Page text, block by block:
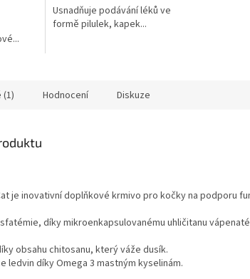
Usnadňuje podávání léků ve
formě pilulek, kapek...
Hodnocení Diskuze
je inovativní doplňkové krmivo pro kočky na podporu
díky mikroenkapsulovanému uhličitanu
obsahu chitosanu, který váže dusík.
ledvin díky Omega 3 mastným kyselinám.